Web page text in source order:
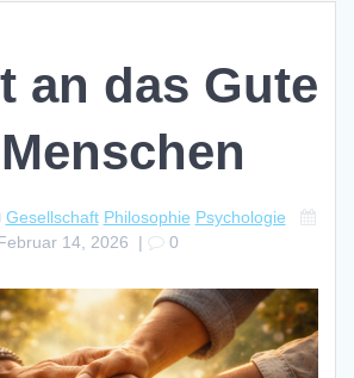
an das Gute
Gesellschaft Philosophie Psychologie
14, 2026 | 0